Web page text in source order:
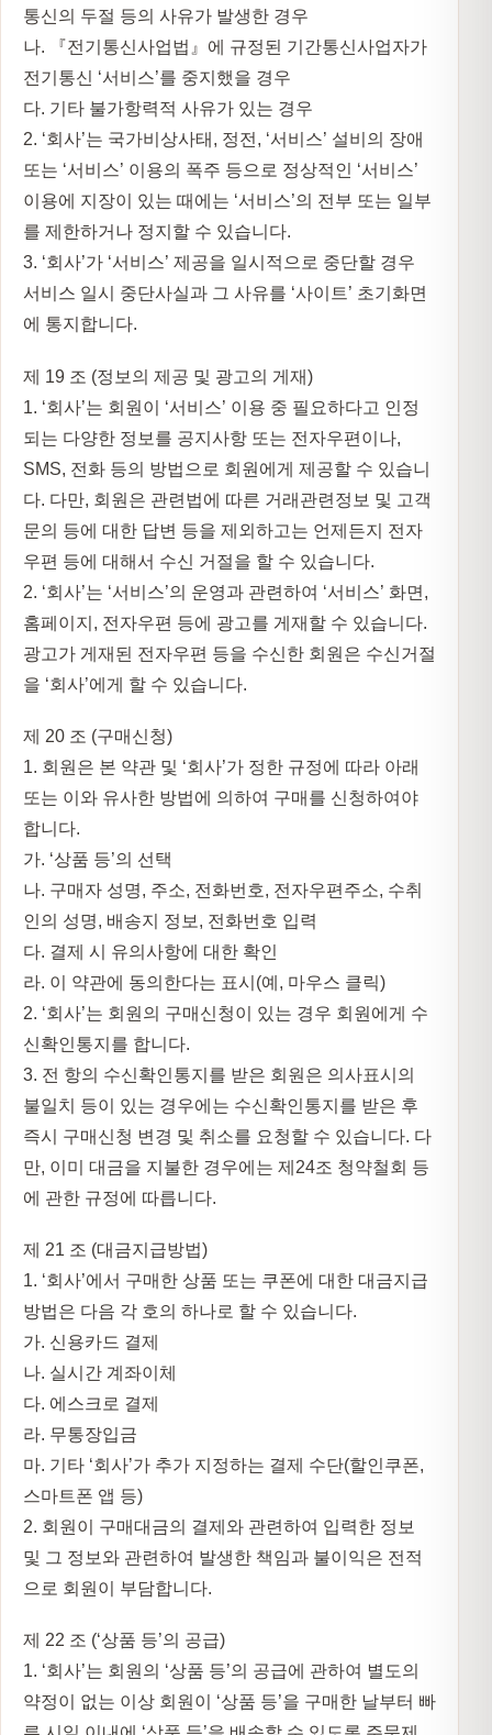
통신의 두절 등의 사유가 발생한 경우
나. 『전기통신사업법』에 규정된 기간통신사업자가
전기통신 ‘서비스’를 중지했을 경우
다. 기타 불가항력적 사유가 있는 경우
2. ‘회사’는 국가비상사태, 정전, ‘서비스’ 설비의 장애
또는 ‘서비스’ 이용의 폭주 등으로 정상적인 ‘서비스’
이용에 지장이 있는 때에는 ‘서비스’의 전부 또는 일부
를 제한하거나 정지할 수 있습니다.
3. ‘회사’가 ‘서비스’ 제공을 일시적으로 중단할 경우
서비스 일시 중단사실과 그 사유를 ‘사이트’ 초기화면
에 통지합니다.
제 19 조 (정보의 제공 및 광고의 게재)
1. ‘회사’는 회원이 ‘서비스’ 이용 중 필요하다고 인정
되는 다양한 정보를 공지사항 또는 전자우편이나,
SMS, 전화 등의 방법으로 회원에게 제공할 수 있습니
다. 다만, 회원은 관련법에 따른 거래관련정보 및 고객
문의 등에 대한 답변 등을 제외하고는 언제든지 전자
우편 등에 대해서 수신 거절을 할 수 있습니다.
2. ‘회사’는 ‘서비스’의 운영과 관련하여 ‘서비스’ 화면,
홈페이지, 전자우편 등에 광고를 게재할 수 있습니다.
광고가 게재된 전자우편 등을 수신한 회원은 수신거절
을 ‘회사’에게 할 수 있습니다.
제 20 조 (구매신청)
1. 회원은 본 약관 및 ‘회사’가 정한 규정에 따라 아래
또는 이와 유사한 방법에 의하여 구매를 신청하여야
합니다.
가. ‘상품 등’의 선택
나. 구매자 성명, 주소, 전화번호, 전자우편주소, 수취
인의 성명, 배송지 정보, 전화번호 입력
다. 결제 시 유의사항에 대한 확인
라. 이 약관에 동의한다는 표시(예, 마우스 클릭)
2. ‘회사’는 회원의 구매신청이 있는 경우 회원에게 수
신확인통지를 합니다.
3. 전 항의 수신확인통지를 받은 회원은 의사표시의
불일치 등이 있는 경우에는 수신확인통지를 받은 후
즉시 구매신청 변경 및 취소를 요청할 수 있습니다. 다
만, 이미 대금을 지불한 경우에는 제24조 청약철회 등
에 관한 규정에 따릅니다.
제 21 조 (대금지급방법)
1. ‘회사’에서 구매한 상품 또는 쿠폰에 대한 대금지급
방법은 다음 각 호의 하나로 할 수 있습니다.
가. 신용카드 결제
나. 실시간 계좌이체
다. 에스크로 결제
라. 무통장입금
마. 기타 ‘회사’가 추가 지정하는 결제 수단(할인쿠폰,
스마트폰 앱 등)
2. 회원이 구매대금의 결제와 관련하여 입력한 정보
및 그 정보와 관련하여 발생한 책임과 불이익은 전적
으로 회원이 부담합니다.
제 22 조 (‘상품 등’의 공급)
1. ‘회사’는 회원의 ‘상품 등’의 공급에 관하여 별도의
약정이 없는 이상 회원이 ‘상품 등’을 구매한 날부터 빠